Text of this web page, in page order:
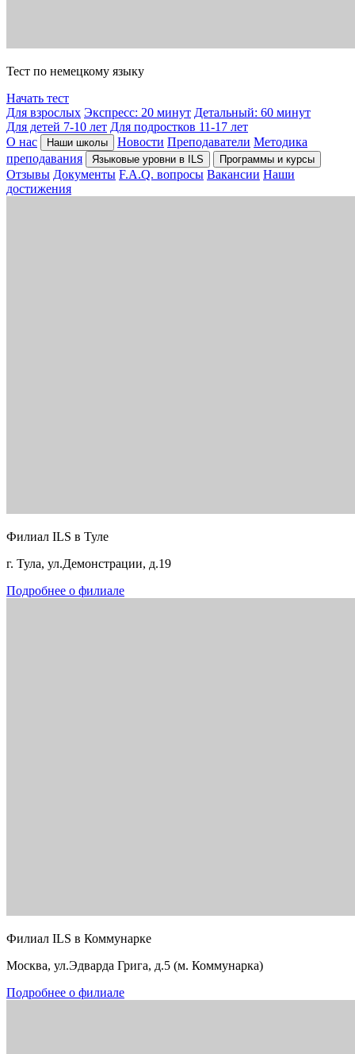
Тест по немецкому языку
Начать тест
Для взрослых Экспресс: 20 минут Детальный: 60 минут
Для детей 7-10 лет Для подростков 11-17 лет
О нас
Наши школы Новости Преподаватели Методика
преподавания
Языковые уровни в ILS Программы и курсы
Отзывы Документы F.A.Q. вопросы Вакансии Наши
достижения
Филиал ILS в Туле
г. Тула, ул.Демонстрации, д.19
Подробнее о филиале
Филиал ILS в Коммунарке
Москва, ул.Эдварда Грига, д.5 (м. Коммунарка)
Подробнее о филиале